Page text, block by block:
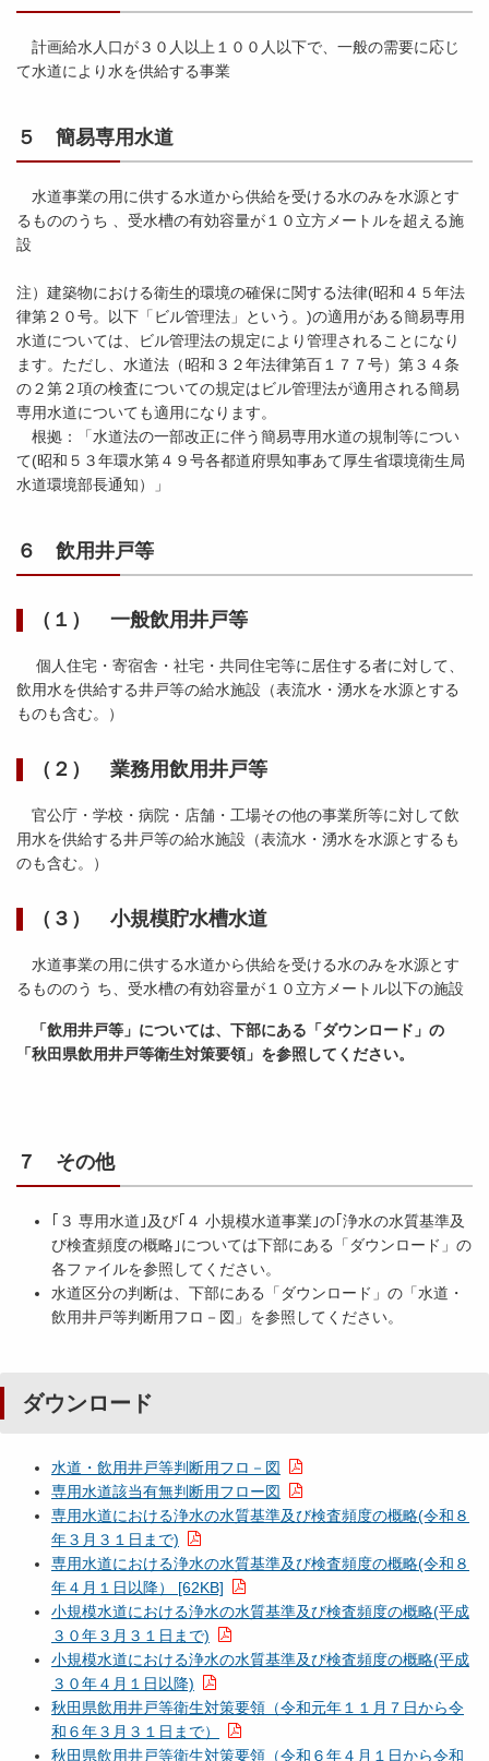
計画給水人口が３０人以上１００人以下で、一般の需要に応じ
て水道により水を供給する事業
５ 簡易専用水道
水道事業の用に供する水道から供給を受ける水のみを水源とす
るもののうち 、受水槽の有効容量が１０立方メートルを超える施
設
注）建築物における衛生的環境の確保に関する法律(昭和４５年法
律第２０号。以下「ビル管理法」という。)の適用がある簡易専用
水道については、ビル管理法の規定により管理されることになり
ます。ただし、水道法（昭和３２年法律第百１７７号）第３４条
の２第２項の検査についての規定はビル管理法が適用される簡易
専用水道についても適用になります。
根拠：「水道法の一部改正に伴う簡易専用水道の規制等につい
て(昭和５３年環水第４９号各都道府県知事あて厚生省環境衛生局
水道環境部長通知）」
６ 飲用井戸等
（１） 一般飲用井戸等
個人住宅・寄宿舎・社宅・共同住宅等に居住する者に対して、
飲用水を供給する井戸等の給水施設（表流水・湧水を水源とする
ものも含む。）
（２） 業務用飲用井戸等
官公庁・学校・病院・店舗・工場その他の事業所等に対して飲
用水を供給する井戸等の給水施設（表流水・湧水を水源とするも
のも含む。）
（３） 小規模貯水槽水道
水道事業の用に供する水道から供給を受ける水のみを水源とす
るもののう ち、受水槽の有効容量が１０立方メートル以下の施設
「飲用井戸等」については、下部にある「ダウンロード」の
「秋田県飲用井戸等衛生対策要領」を参照してください。
７ その他
｢３ 専用水道｣及び｢４ 小規模水道事業｣の｢浄水の水質基準及
び検査頻度の概略｣については下部にある「ダウンロード」の
各ファイルを参照してください。
水道区分の判断は、下部にある「ダウンロード」の「水道・
飲用井戸等判断用フロ－図」を参照してください。
ダウンロード
水道・飲用井戸等判断用フロ－図
専用水道該当有無判断用フロー図
専用水道における浄水の水質基準及び検査頻度の概略(令和８
年３月３１日まで)
専用水道における浄水の水質基準及び検査頻度の概略(令和８
年４月１日以降） [62KB]
小規模水道における浄水の水質基準及び検査頻度の概略(平成
３０年３月３１日まで)
小規模水道における浄水の水質基準及び検査頻度の概略(平成
３０年４月１日以降)
秋田県飲用井戸等衛生対策要領（令和元年１１月７日から令
和６年３月３１日まで）
秋田県飲用井戸等衛生対策要領（令和６年４月１日から令和